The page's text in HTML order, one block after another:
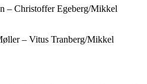
– Christoffer Egeberg/Mikkel
– Vitus Tranberg/Mikkel